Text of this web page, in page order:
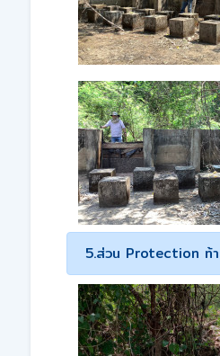
5.ส่วน Protection ท้